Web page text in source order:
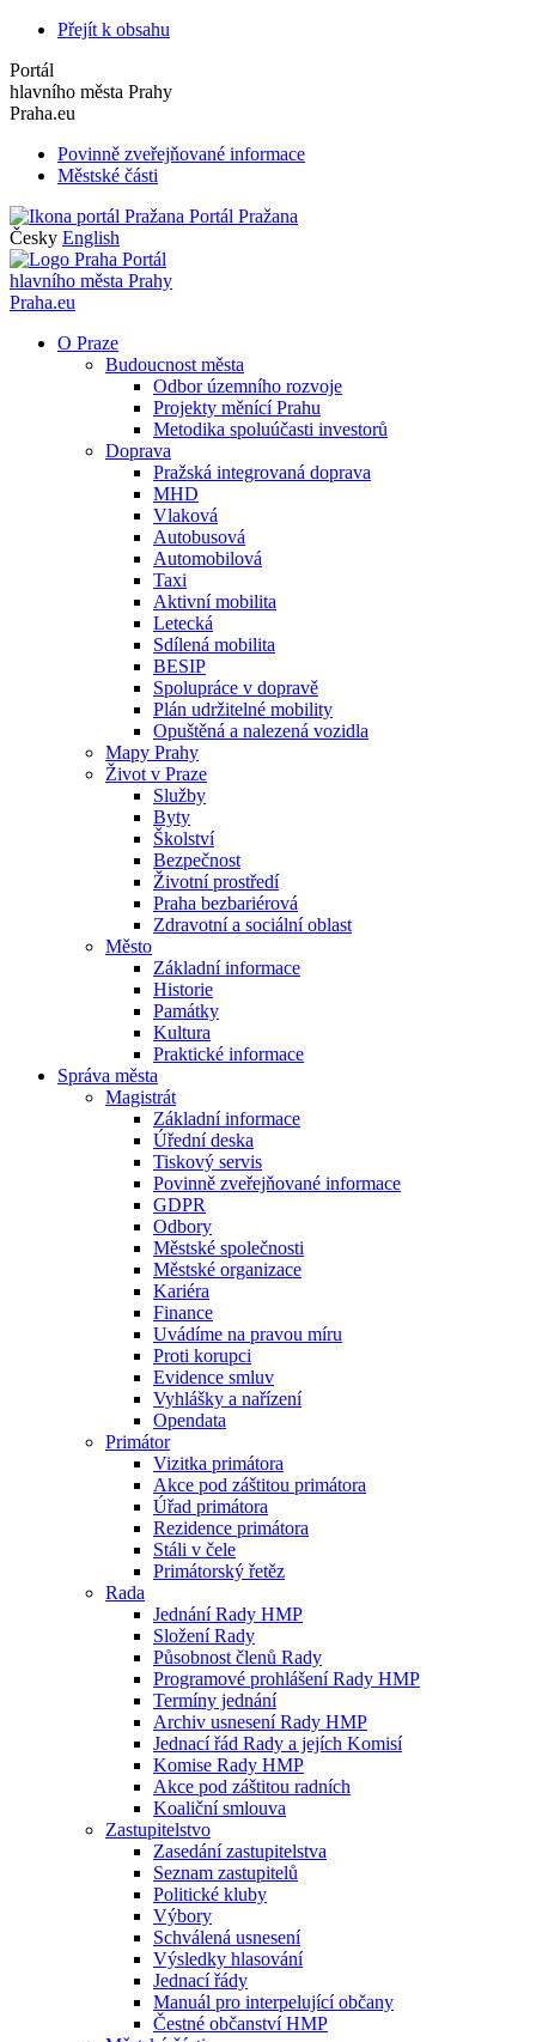
Přejít k obsahu
Portál
hlavního města Prahy
Praha.eu
Povinně zveřejňované informace
Městské části
Portál Pražana
Česky English
Portál
hlavního města Prahy
Praha.eu
O Praze
Budoucnost města
Odbor územního rozvoje
Projekty měnící Prahu
Metodika spoluúčasti investorů
Doprava
Pražská integrovaná doprava
MHD
Vlaková
Autobusová
Automobilová
Taxi
Aktivní mobilita
Letecká
Sdílená mobilita
BESIP
Spolupráce v dopravě
Plán udržitelné mobility
Opuštěná a nalezená vozidla
Mapy Prahy
Život v Praze
Služby
Byty
Školství
Bezpečnost
Životní prostředí
Praha bezbariérová
Zdravotní a sociální oblast
Město
Základní informace
Historie
Památky
Kultura
Praktické informace
Správa města
Magistrát
Základní informace
Úřední deska
Tiskový servis
Povinně zveřejňované informace
GDPR
Odbory
Městské společnosti
Městské organizace
Kariéra
Finance
Uvádíme na pravou míru
Proti korupci
Evidence smluv
Vyhlášky a nařízení
Opendata
Primátor
Vizitka primátora
Akce pod záštitou primátora
Úřad primátora
Rezidence primátora
Stáli v čele
Primátorský řetěz
Rada
Jednání Rady HMP
Složení Rady
Působnost členů Rady
Programové prohlášení Rady HMP
Termíny jednání
Archiv usnesení Rady HMP
Jednací řád Rady a jejích Komisí
Komise Rady HMP
Akce pod záštitou radních
Koaliční smlouva
Zastupitelstvo
Zasedání zastupitelstva
Seznam zastupitelů
Politické kluby
Výbory
Schválená usnesení
Výsledky hlasování
Jednací řády
Manuál pro interpelující občany
Čestné občanství HMP